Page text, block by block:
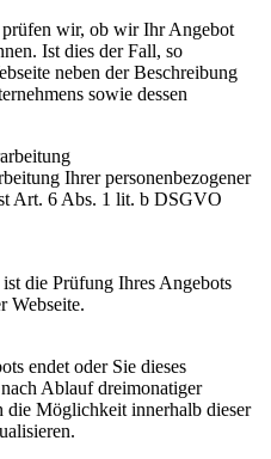
wir, ob wir Ihr Angebot
Ist dies der Fall, so
neben der Beschreibung
sowie dessen
Ihrer personenbezogener
Art. 6 Abs. 1 lit. b DSGVO
die Prüfung Ihres Angebots
Webseite.
endet oder Sie dieses
Ablauf dreimonatiger
die Möglichkeit innerhalb dieser